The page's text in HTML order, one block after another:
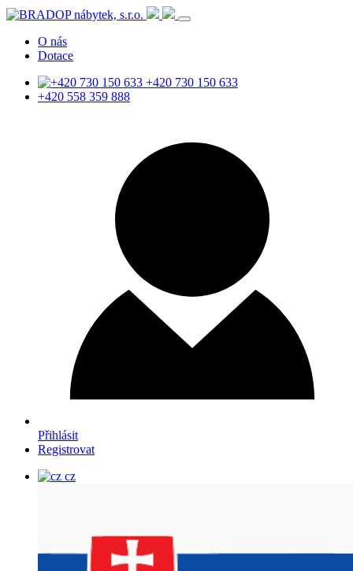
O nás
Dotace
+420 730 150 633
+420 558 359 888
Přihlásit
Registrovat
cz